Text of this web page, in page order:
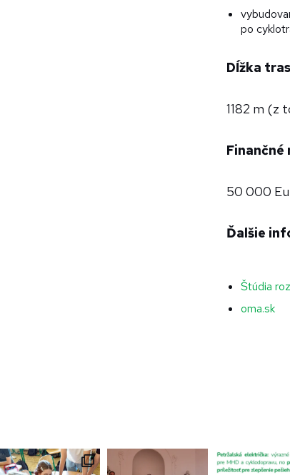
po
Dĺžka
1182 m (z
50 000
Ďalšie
Štúdia
oma.sk